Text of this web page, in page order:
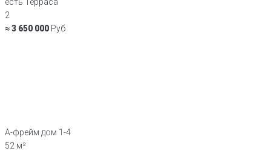
2
≈ 3 650 000 Руб
А-фрейм дом 1-4
52 м²